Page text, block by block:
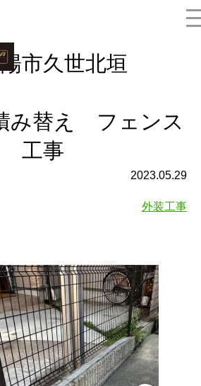
陽市久世北垣
み替え フェンス
工事
2023.05.29
外装工事